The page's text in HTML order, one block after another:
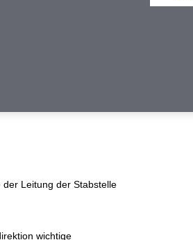
der Leitung der Stabstelle
wichtige